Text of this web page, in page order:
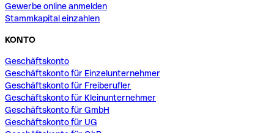
Gewerbe online anmelden
Stammkapital einzahlen
KONTO
Geschäftskonto
Geschäftskonto für Einzelunternehmer
Geschäftskonto für Freiberufler
Geschäftskonto für Kleinunternehmer
Geschäftskonto für GmbH
Geschäftskonto für UG